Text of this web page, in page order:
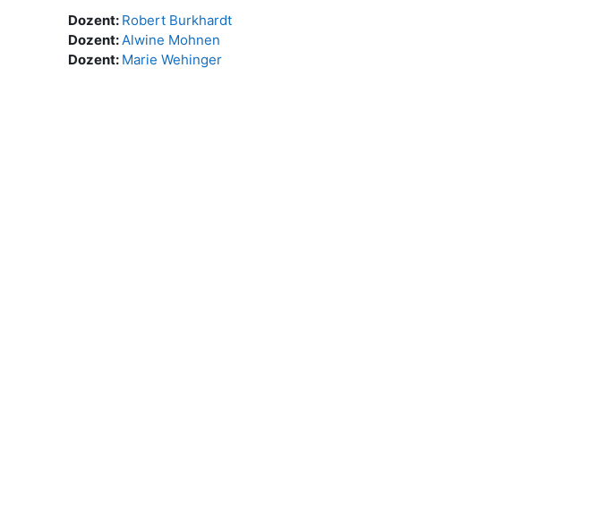
Dozent: Robert Burkhardt
Dozent:Alwine Mohnen
Dozent: Marie Wehinger